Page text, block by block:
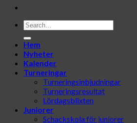
Hem
Nyheter
Kalender
Turneringar
Turneringsinbjudningar
Turneringsresultat
Lördagsblixten
Juniorer
Schackskola för juniorer